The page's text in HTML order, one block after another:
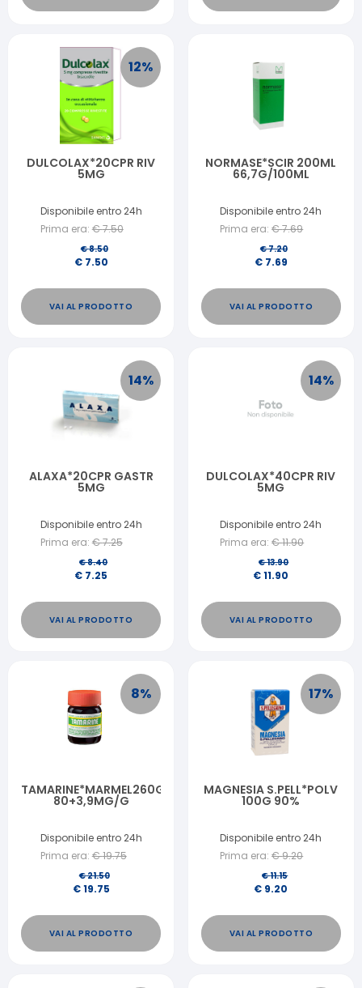
12%
DULCOLAX*20CPR RIV
5MG
Disponibile entro 24h
Prima era: €7.50
€8.50
€ 7.50
VAI AL PRODOTTO
NORMASE*SCIR 200ML
66,7G/100ML
Disponibile entro 24h
Prima era: €7.69
€7.20
€ 7.69
VAI AL PRODOTTO
14%
ALAXA*20CPR GASTR
5MG
Disponibile entro 24h
Prima era: €7.25
€8.40
€ 7.25
VAI AL PRODOTTO
14%
DULCOLAX*40CPR RIV
5MG
Disponibile entro 24h
Prima era: €11.90
€13.90
€11.90
VAI AL PRODOTTO
8%
TAMARINE*MARMEL260G
80+3,9MG/G
Disponibile entro 24h
Prima era: €19.75
€21.50
€19.75
VAI AL PRODOTTO
17%
MAGNESIA S.PELL*POLV
100G 90%
Disponibile entro 24h
Prima era: €9.20
€11.15
€ 9.20
VAI AL PRODOTTO